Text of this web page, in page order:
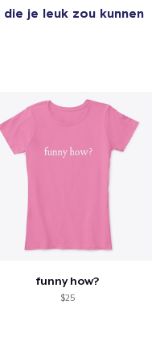
die je leuk zou kunnen
funny how?
$25